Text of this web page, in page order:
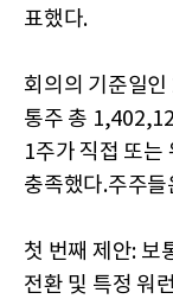
표했다.
회의의 기준일
통주 총
1주가 직접 또는
충족했다.주주
첫 번째 제안: 보
전환 및 특정 워